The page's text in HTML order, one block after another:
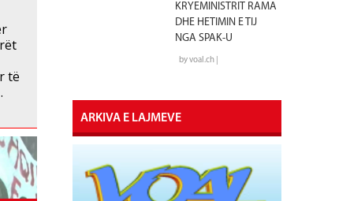
të
KRYEMINISTRIT RAMA
DHE HETIMIN E TIJ
NGA SPAK-U
by voal.ch |
ARKIVA E LAJMEVE